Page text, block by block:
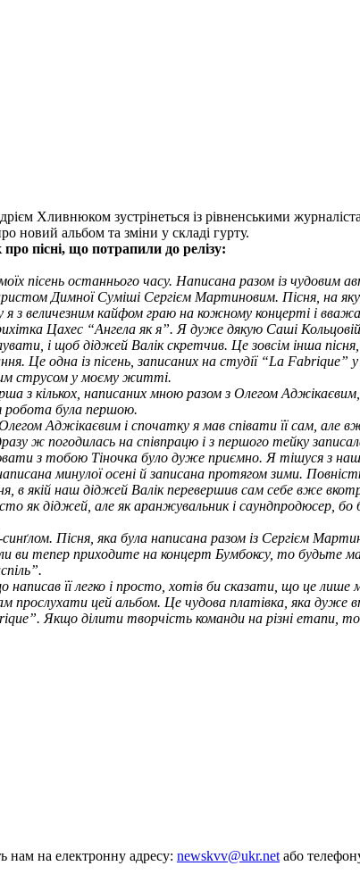
Хливнюком зустрінеться із рівненськими
новий альбом та зміни у складі гурту.
про пісні, що потрапили до релізу:
пісень останнього часу. Написана разом із
Димної Суміші Сергієм Мартиновим. Пісня, на
з величезним кайфом граю на кожному концерті і
Цахес “Ангела як я”. Я дуже дякую Саші
і щоб діджей Валік скретчив. Це зовсім інша
Це одна із пісень, записаних на студії “La
струсом у моєму житті.
з кількох, написаних мною разом з Олегом
робота була першою.
Аджікаєвим і спочатку я мав співати її сам, але
одразу ж погодилась на співпрацю і з першого тейку
з тобою Тіночка було дуже приємно. Я тішуся з
минулої осені й записана протягом зими.
в якій наш діджей Валік перевершив сам себе вже
як діджей, але як аранжувальник і саундпродюсер,
синґлом. Пісня, яка була написана разом із Сергієм
ви тепер приходите на концерт Бумбоксу, то будьте
її легко і просто, хотів би сказати, що це лише
цей альбом. Це чудова платівка, яка дуже
Якщо ділити творчість команди на різні
нам на електронну адресу: newskvv@ukr.netабо